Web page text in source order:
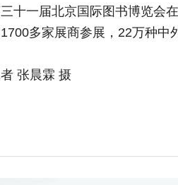
一届北京国际图书博览会在
多家展商参展，22万种中
张晨霖 摄